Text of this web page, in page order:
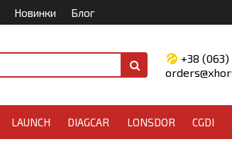
Новинки Блог
+38
LAUNCH DIAGCAR LONSDOR CGDI